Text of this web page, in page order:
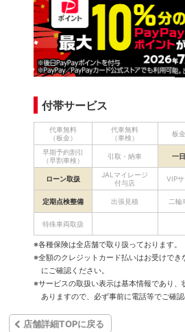
付帯サービス
代車無料
（板金）
代車無料
（車検）
板
早期予約割引
（早割車検）
引取・納車 一
ローン取扱
JALマイレージ
付与店
VIP
定期点検整備 出張見積 二輪
特殊車両取扱
※各種保険は全店舗で取り扱っております。
※全額のクレジットカード払いはお受けでき
にご確認ください。
※サービスの取扱い表示は基本情報であり、
ありますので、必ず事前に電話等でご確認
店舗詳細TOPに戻る